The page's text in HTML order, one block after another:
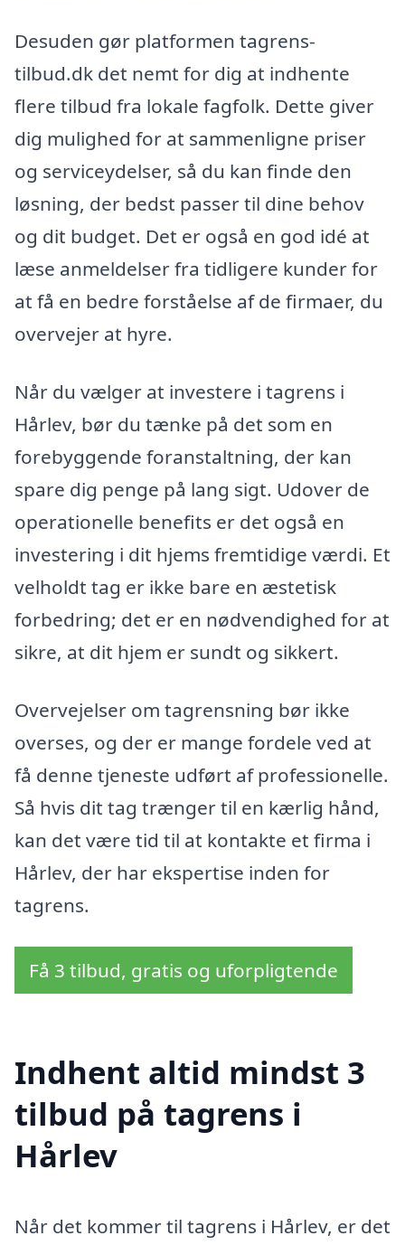
Desuden gør platformen tagrens-
tilbud.dk det nemt for dig at indhente
flere tilbud fra lokale fagfolk. Dette giver
dig mulighed for at sammenligne priser
og serviceydelser, så du kan finde den
løsning, der bedst passer til dine behov
og dit budget. Det er også en god idé at
læse anmeldelser fra tidligere kunder for
at få en bedre forståelse af de firmaer, du
overvejer at hyre.
Når du vælger at investere i tagrens i
Hårlev, bør du tænke på det som en
forebyggende foranstaltning, der kan
spare dig penge på lang sigt. Udover de
operationelle benefits er det også en
investering i dit hjems fremtidige værdi. Et
velholdt tag er ikke bare en æstetisk
forbedring; det er en nødvendighed for at
sikre, at dit hjem er sundt og sikkert.
Overvejelser om tagrensning bør ikke
overses, og der er mange fordele ved at
få denne tjeneste udført af professionelle.
Så hvis dit tag trænger til en kærlig hånd,
kan det være tid til at kontakte et firma i
Hårlev, der har ekspertise inden for
tagrens.
Få 3 tilbud, gratis og uforpligtende
Indhent altid mindst 3
tilbud på tagrens i
Hårlev
Når det kommer til tagrens i Hårlev, er det